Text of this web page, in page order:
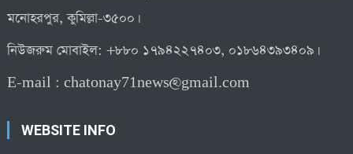
মনোহরপুর, কুমিল্লা-৩৫০০।
নিউজরুম মোবাইল: +৮৮০ ১৭৯৪২২৭৪০৩, ০১৮৬৪৩৯৩৪০৯।
E-mail :chatonay71news@gmail.com
WEBSITE INFO